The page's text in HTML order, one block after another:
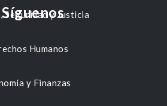
Seguridad y Justicia
Humanos
y Finanzas
Síguenos